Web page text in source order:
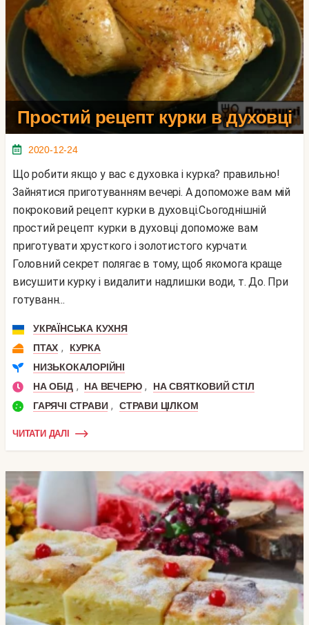
Простий рецепт курки в духовці
2020-12-24
Що робити якщо у вас є духовка і курка? правильно!
Зайнятися приготуванням вечері. А допоможе вам мій
покроковий рецепт курки в духовці.Сьогоднішній
простий рецепт курки в духовці допоможе вам
приготувати хрусткого і золотистого курчати.
Головний секрет полягає в тому, щоб якомога краще
висушити курку і видалити надлишки води, т. До. При
готуванн...
УКРАЇНСЬКА КУХНЯ
ПТАХ ,
КУРКА
НИЗЬКОКАЛОРІЙНІ
НА ОБІД , НА ВЕЧЕРЮ ,
НА СВЯТКОВИЙ СТІЛ
ГАРЯЧІ СТРАВИ , СТРАВИ ЦІЛКОМ
ЧИТАТИ ДАЛІ